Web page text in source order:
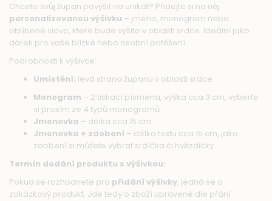
Chcete svůj župan povýšit na unikát? Přidejte si na něj
personalizovanou výšivku – jméno, monogram nebo
oblíbené slovo, které bude vyšito v oblasti srdce. Ideální jako
dárek pro vaše blízké nebo osobní potěšení.
Podrobnosti k výšivce:
Umístění: levá strana županu v oblasti srdce
Monogram – 2 tiskací písmena, výška cca 3 cm, vyberte
si prosím ze 4 typů monogramů
Jmenovka – délka cca 15 cm
Jmenovka + zdobení – délka textu cca 15 cm, jako
zdobení si můžete vybrat srdíčka či hvězdičky
Termín dodání produktu s výšivkou:
Pokud se rozhodnete pro přidání výšivky, jedná se o
zakázkový produkt. Jde tedy o zboží upravené dle přání